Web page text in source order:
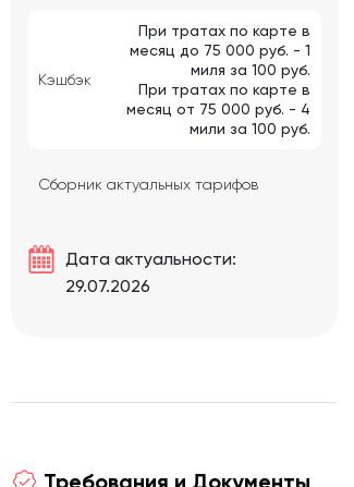
Кэшбэк
При тратах по карте в
месяц до 75 000 руб. - 1
миля за 100 руб.
При тратах по карте в
месяц от 75 000 руб. - 4
мили за 100 руб.
Сборник актуальных тарифов
Дата актуальности:
29.07.2026